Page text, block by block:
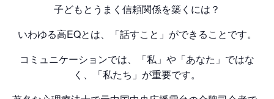
子どもとうまく信頼関係を築くには？
いわゆる高EQとは、「話すこと」ができることです。
コミュニケーションでは、「私」や「あなた」ではな
く、「私たち」が重要です。